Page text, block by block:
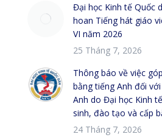
Đại học Kinh tế Quốc
hoan Tiếng hát giáo
VI năm 2026
25 Tháng 7, 2026
Thông báo về việc
bằng tiếng Anh đối
Anh do Đại học Kinh
sinh, đào tạo và cấp
24 Tháng 7, 2026